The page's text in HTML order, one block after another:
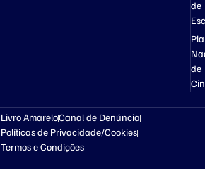
de
de
Livro AmareloCanal de Denúncia
Políticas de Privacidade/Cookies
Termos e Condições